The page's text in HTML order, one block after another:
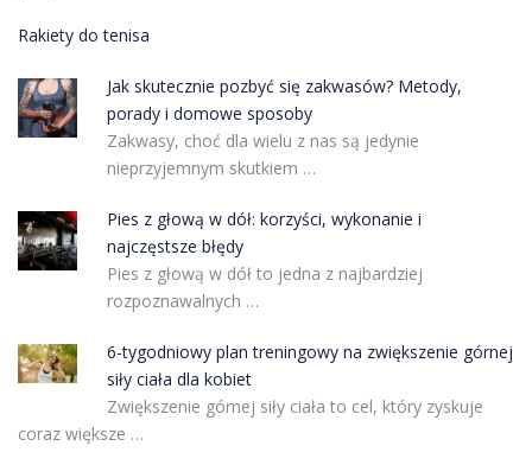
Rakiety do tenisa
Jak skutecznie pozbyć się zakwasów? Metody,
porady i domowe sposoby
Zakwasy, choć dla wielu z nas są jedynie
nieprzyjemnym skutkiem …
Pies z głową w dół: korzyści, wykonanie i
najczęstsze błędy
Pies z głową w dół to jedna z najbardziej
rozpoznawalnych …
6-tygodniowy plan treningowy na zwiększenie górnej
siły ciała dla kobiet
Zwiększenie górnej siły ciała to cel, który zyskuje
coraz większe …